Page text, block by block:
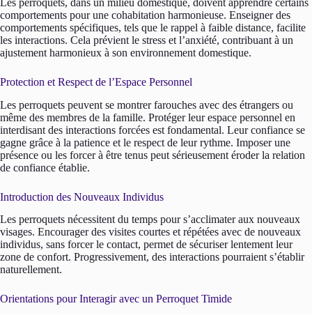
comportements pour une cohabitation harmonieuse. Enseigner des
comportements spécifiques, tels que le rappel à faible distance, facilite
les interactions. Cela prévient le stress et l’anxiété, contribuant à un
ajustement harmonieux à son environnement domestique.
Protection et Respect de l’Espace Personnel
Les perroquets peuvent se montrer farouches avec des étrangers ou
même des membres de la famille. Protéger leur espace personnel en
interdisant des interactions forcées est fondamental. Leur confiance se
gagne grâce à la patience et le respect de leur rythme. Imposer une
présence ou les forcer à être tenus peut sérieusement éroder la relation
de confiance établie.
Introduction des Nouveaux Individus
Les perroquets nécessitent du temps pour s’acclimater aux nouveaux
visages. Encourager des visites courtes et répétées avec de nouveaux
individus, sans forcer le contact, permet de sécuriser lentement leur
zone de confort. Progressivement, des interactions pourraient s’établir
naturellement.
Orientations pour Interagir avec un Perroquet Timide